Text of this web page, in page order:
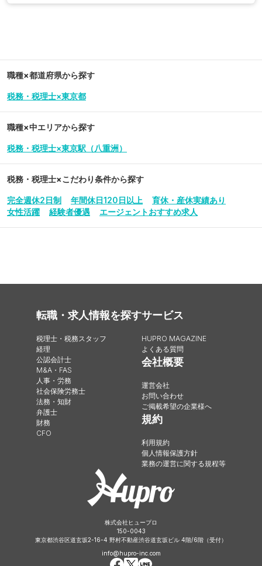
職種×都道府県から探す
税務・税理士×東京都
職種×中エリアから探す
税務・税理士×東京駅（八重洲）
税務・税理士×こだわり条件から探す
完全週休2日制 年間休日120日以上
育休・産休実績あり
女性活躍
経験者優遇 エージェントおすすめ求人
転職・求人情報を探す
税理士・税務スタッフ
経理
公認会計士
M&A・FAS
人事・労務
社会保険労務士
法務・知財
弁護士
財務
CFO
サービス
HUPRO MAGAZINE
よくある質問
会社概要
運営会社
お問い合わせ
ご掲載希望の企業様へ
規約
利用規約
個人情報保護方針
業務の運営に関する規程等
株式会社ヒュープロ
150-0043
東京都渋谷区道玄坂2-16-4 野村不動産渋谷道玄坂ビル 4階/6階（受付）
info@hupro-inc.com